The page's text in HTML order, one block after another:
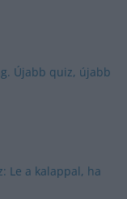
Újabb quiz, újabb
Le a kalappal, ha